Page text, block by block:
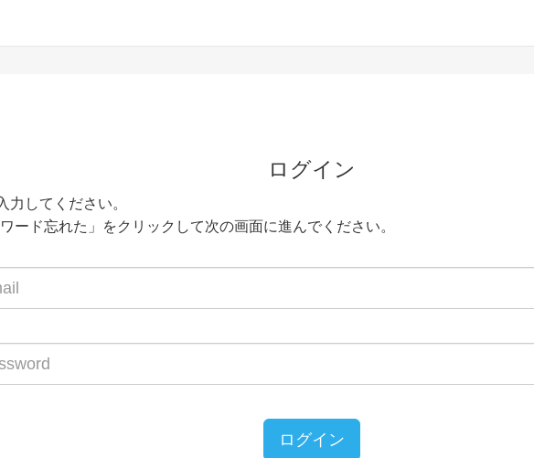
ログイン
力してください。
ード忘れた」をクリックして次の画面に進んでください。
ログイン